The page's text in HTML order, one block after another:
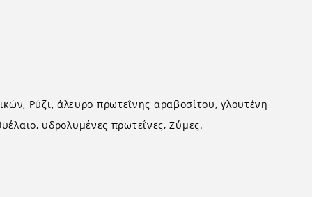
Ρύζι, άλευρο πρωτεΐνης αραβοσίτου, γλουτένη
υδρολυμένες πρωτεΐνες, Ζύμες.